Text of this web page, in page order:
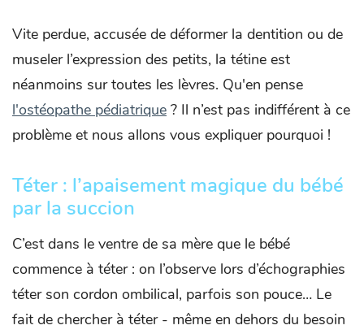
Vite perdue, accusée de déformer la dentition ou de
museler l’expression des petits, la tétine est
néanmoins sur toutes les lèvres. Qu'en pense
l'ostéopathe pédiatrique ? Il n’est pas indifférent à ce
problème et nous allons vous expliquer pourquoi !
Téter : l’apaisement magique du bébé
par la succion
C’est dans le ventre de sa mère que le bébé
commence à téter : on l’observe lors d’échographies
téter son cordon ombilical, parfois son pouce… Le
fait de chercher à téter - même en dehors du besoin